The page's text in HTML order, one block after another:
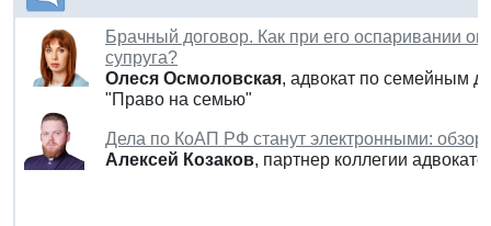
Брачный договор. Как при его оспаривании
супруга?
Олеся Осмоловская, адвокат по семейным
"Право на семью"
Дела по КоАП РФ станут электронными: обзор
Алексей Козаков, партнер коллегии